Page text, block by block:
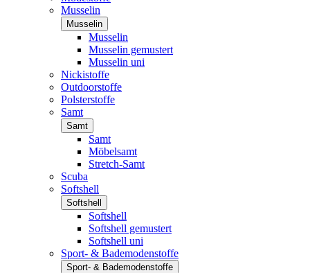
Musselin
Musselin
Musselin
Musselin gemustert
Musselin uni
Nickistoffe
Outdoorstoffe
Polsterstoffe
Samt
Samt
Samt
Möbelsamt
Stretch-Samt
Scuba
Softshell
Softshell
Softshell
Softshell gemustert
Softshell uni
Sport- & Bademodenstoffe
Sport- & Bademodenstoffe